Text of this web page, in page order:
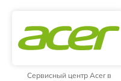
Сервисный центр Acer в